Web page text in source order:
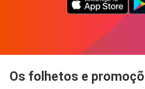
Os folhetos e